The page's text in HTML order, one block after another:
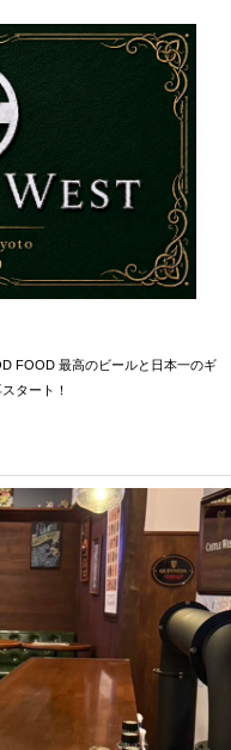
FOOD 最高のビールと日本一のギ
タート！